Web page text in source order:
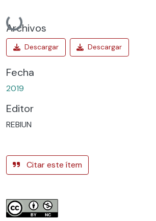
Cargando...
Archivos
Fecha
2019
Editor
REBIUN
Citar este ítem